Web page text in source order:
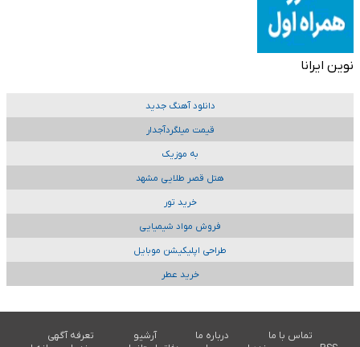
نوین ایرانا
دانلود آهنگ جدید
قیمت میلگردآجدار
به موزیک
هتل قصر طلایی مشهد
خرید تور
فروش مواد شیمیایی
طراحی اپلیکیشن موبایل
خرید عطر
تماس با ما درباره ما آرشیو
تعرفه آگهی